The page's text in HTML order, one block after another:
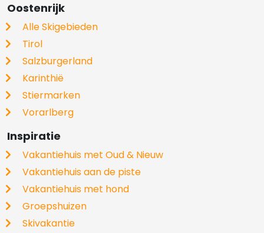
Oostenrijk
Alle Skigebieden
Tirol
Salzburgerland
Karinthië
Stiermarken
Vorarlberg
Inspiratie
Vakantiehuis met Oud & Nieuw
Vakantiehuis aan de piste
Vakantiehuis met hond
Groepshuizen
Skivakantie